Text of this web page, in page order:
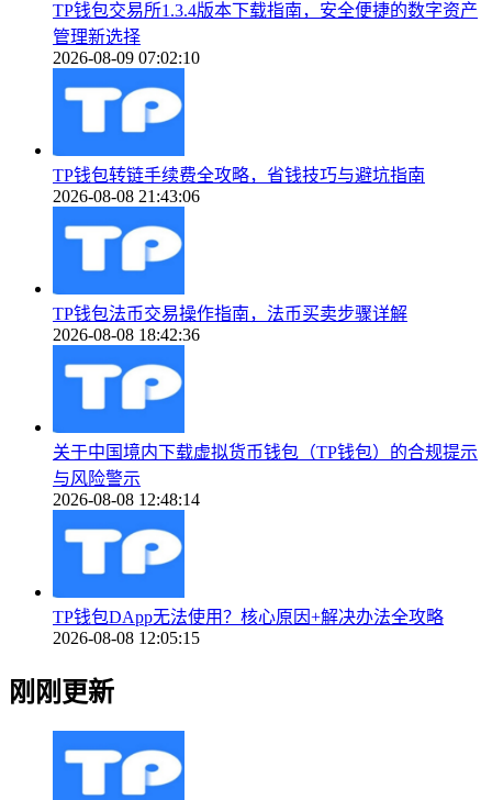
TP钱包交易所1.3.4版本下载指南，安全便捷的数字资产
管理新选择
2026-08-09 07:02:10
TP钱包转链手续费全攻略，省钱技巧与避坑指南
2026-08-08 21:43:06
TP钱包法币交易操作指南，法币买卖步骤详解
2026-08-08 18:42:36
关于中国境内下载虚拟货币钱包（TP钱包）的合规提示
与风险警示
2026-08-08 12:48:14
TP钱包DApp无法使用？核心原因+解决办法全攻略
2026-08-08 12:05:15
刚刚更新